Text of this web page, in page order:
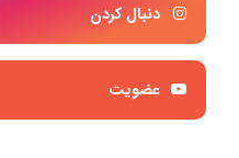
دنبال کردن
عضویت